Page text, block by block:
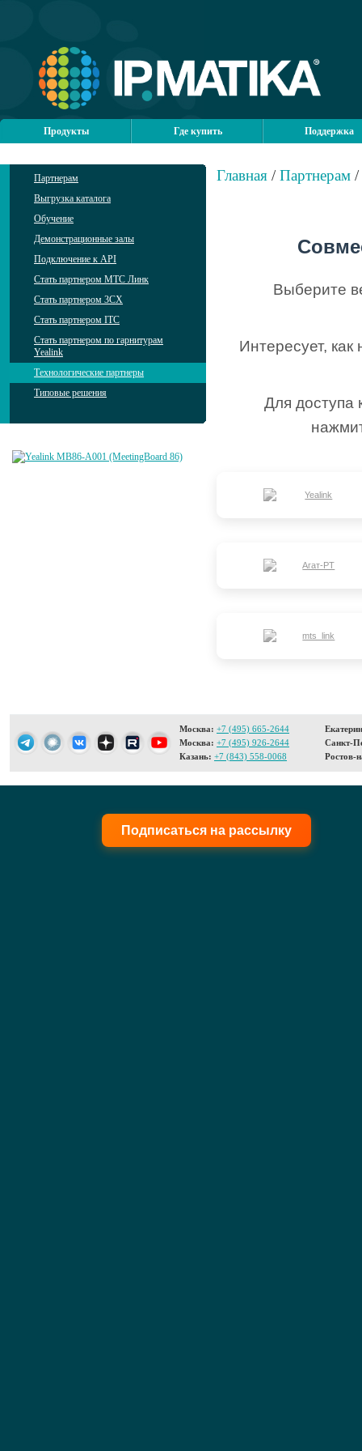
Продукты Где купить Поддержка
Партнерам
Выгрузка каталога
Обучение
Демонстрационные залы
Подключение к API
Стать партнером МТС Линк
Стать партнером 3CX
Стать партнером ITC
Стать партнером по гарнитурам
Yealink
Технологические партнеры
Типовые решения
Главная /Партнерам /
Выберите
Интересует,
Для доступа
Москва: +7 (495) 665-2644
Москва: +7 (495) 926-2644
Казань: +7 (843) 558-0068
Санкт-
Ростов-
Подписаться на рассылку